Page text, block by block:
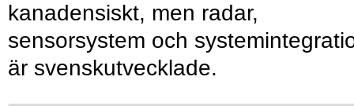
kanadensiskt, men radar,
sensorsystem och
är svenskutvecklade.